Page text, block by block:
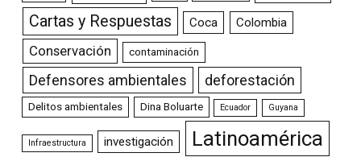
Cartas y Respuestas Coca Colombia
Conservación contaminación
Defensores ambientales deforestación
Delitos ambientales Dina Boluarte Ecuador Guyana
Infraestructura investigación Latinoamérica